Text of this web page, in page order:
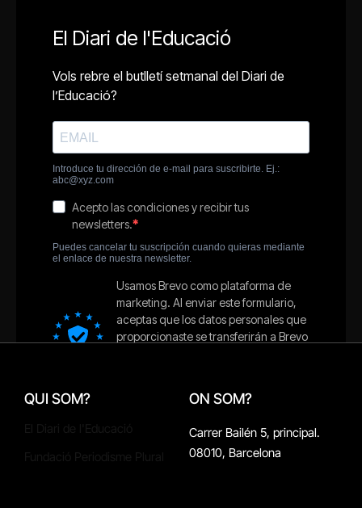
QUI SOM? ON SOM?
Carrer Bailén 5, principal.
08010, Barcelona